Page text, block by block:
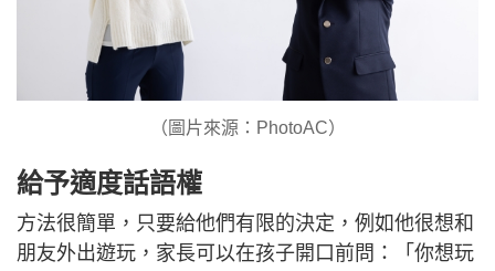
（圖片來源：PhotoAC）
給予適度話語權
方法很簡單，只要給他們有限的決定，例如他很想和
朋友外出遊玩，家長可以在孩子開口前問：「你想玩